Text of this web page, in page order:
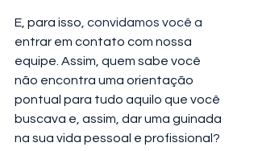
E, para isso, convidamos você a
entrar em contato com nossa
equipe. Assim, quem sabe você
não encontra uma orientação
pontual para tudo aquilo que você
buscava e, assim, dar uma guinada
na sua vida pessoal e profissional?